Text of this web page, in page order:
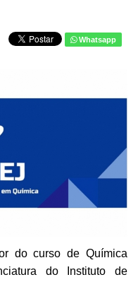
Whatsapp
do curso de Química
do Instituto de